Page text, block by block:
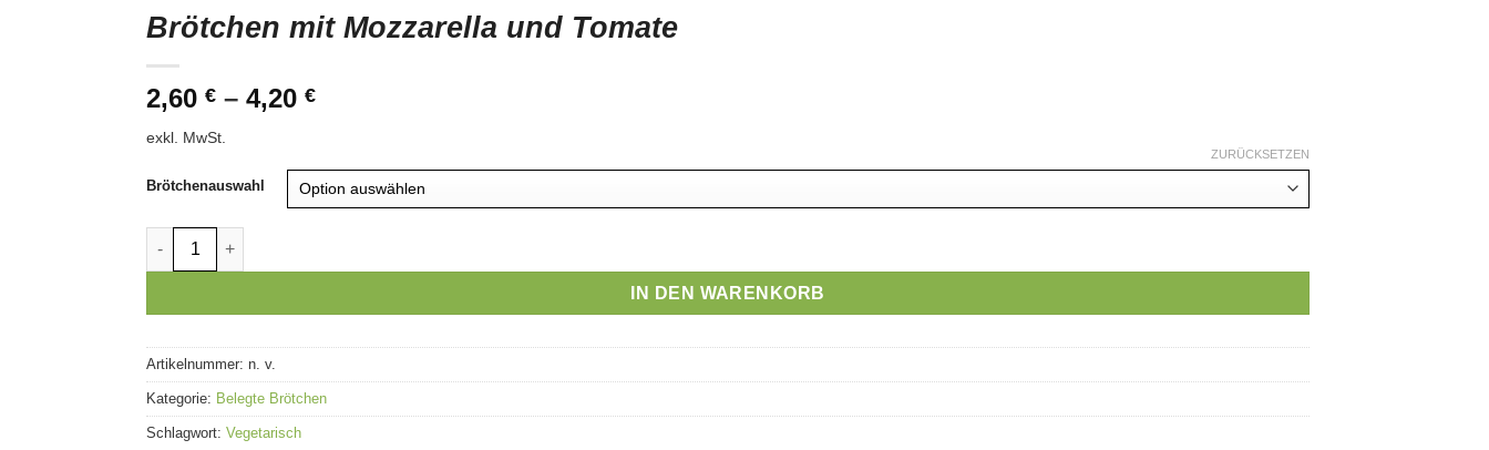
Brötchen mit Mozzarella und Tomate
2,60 € – 4,20 €
exkl. MwSt.
Brötchenauswahl
ZURÜCKSETZEN
Brötchen mit Mozzarella und Tomate Menge
IN DEN WARENKORB
Artikelnummer: n. v.
Kategorie: Belegte Brötchen
Schlagwort: Vegetarisch